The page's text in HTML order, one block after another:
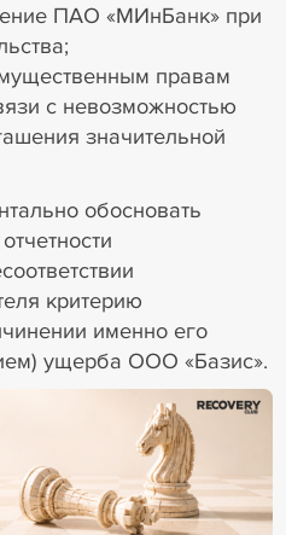
ПАО «МИнБанк» при
правам
с невозможностью
значительной
обосновать
критерию
именно его
ущерба ООО «Базис».